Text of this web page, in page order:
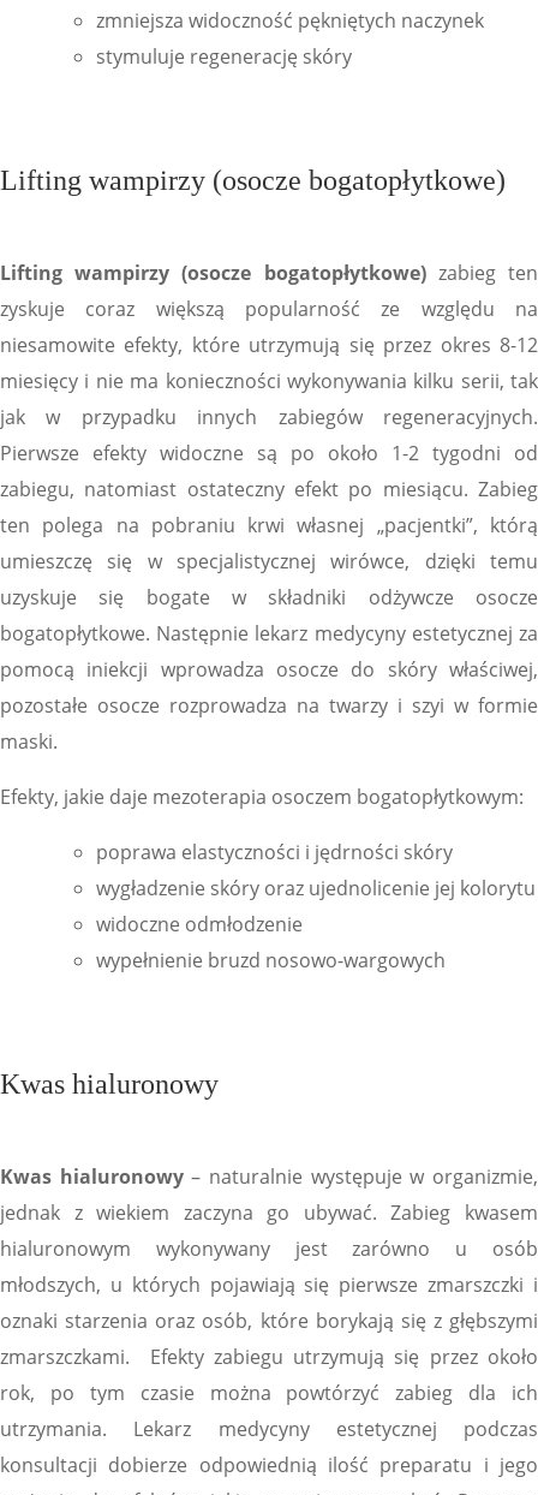
zmniejsza widoczność pękniętych naczynek
stymuluje regenerację skóry
Lifting wampirzy (osocze bogatopłytkowe)
Lifting wampirzy (osocze bogatopłytkowe) zabieg ten
zyskuje coraz większą popularność ze względu na
niesamowite efekty, które utrzymują się przez okres 8-12
miesięcy i nie ma konieczności wykonywania kilku serii, tak
jak w przypadku innych zabiegów regeneracyjnych.
Pierwsze efekty widoczne są po około 1-2 tygodni od
zabiegu, natomiast ostateczny efekt po miesiącu. Zabieg
ten polega na pobraniu krwi własnej „pacjentki”, którą
umieszczę się w specjalistycznej wirówce, dzięki temu
uzyskuje się bogate w składniki odżywcze osocze
bogatopłytkowe. Następnie lekarz medycyny estetycznej za
pomocą iniekcji wprowadza osocze do skóry właściwej,
pozostałe osocze rozprowadza na twarzy i szyi w formie
maski.
Efekty, jakie daje mezoterapia osoczem bogatopłytkowym:
poprawa elastyczności i jędrności skóry
wygładzenie skóry oraz ujednolicenie jej kolorytu
widoczne odmłodzenie
wypełnienie bruzd nosowo-wargowych
Kwas hialuronowy
Kwas hialuronowy– naturalnie występuje w organizmie,
jednak z wiekiem zaczyna go ubywać. Zabieg kwasem
hialuronowym wykonywany jest zarówno u osób
młodszych, u których pojawiają się pierwsze zmarszczki i
oznaki starzenia oraz osób, które borykają się z głębszymi
zmarszczkami. Efekty zabiegu utrzymują się przez około
rok, po tym czasie można powtórzyć zabieg dla ich
utrzymania. Lekarz medycyny estetycznej podczas
konsultacji dobierze odpowiednią ilość preparatu i jego